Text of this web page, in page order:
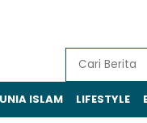
ISLAM LIFESTYLE